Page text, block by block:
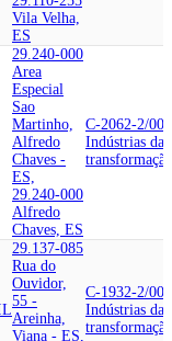
Vila Velha,
ES
29.240-000
Area
Especial
Sao
Martinho,
Alfredo
Chaves -
ES,
29.240-000
Alfredo
Chaves, ES
C-2062-2/00
Indústrias da
transformação
29.137-085
Rua do
Ouvidor,
55 -
Areinha,
Viana - ES,
C-1932-2/00
Indústrias da
transformação